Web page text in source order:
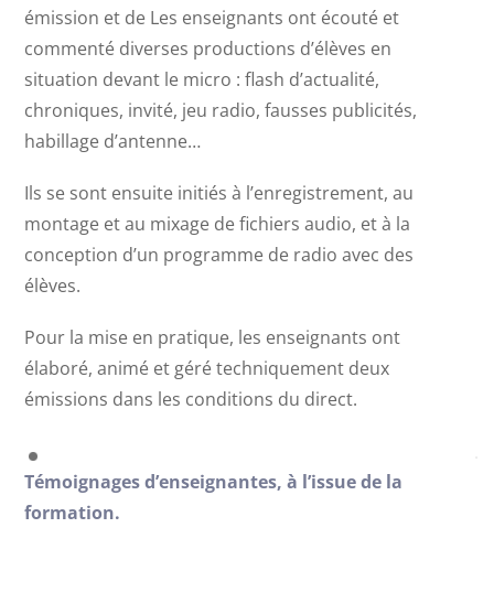
émission et de Les enseignants ont écouté et
commenté diverses productions d’élèves en
situation devant le micro : flash d’actualité,
chroniques, invité, jeu radio, fausses publicités,
habillage d’antenne…
Ils se sont ensuite initiés à l’enregistrement, au
montage et au mixage de fichiers audio, et à la
conception d’un programme de radio avec des
élèves.
Pour la mise en pratique, les enseignants ont
élaboré, animé et géré techniquement deux
émissions dans les conditions du direct.
Témoignages d’enseignantes, à l’issue de la
formation.